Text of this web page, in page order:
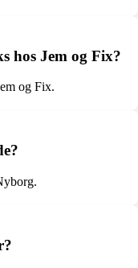
hos Jem og Fix?
og Fix.